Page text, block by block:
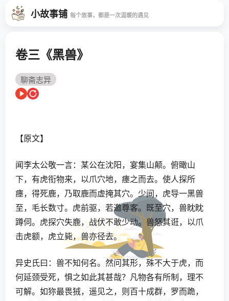
小故事铺 每个故事，都是一次温暖的遇见
卷三《黑兽》
聊斋志异
【原文】
闻李太公敬一言：某公在沈阳，宴集山颠。俯瞰山
下，有虎衔物来，以爪穴地，瘗之而去。使人探所
瘗，得死鹿，乃取鹿而虚掩其穴。少间，虎导一黑兽
至，毛长数寸。虎前驱，若邀尊客。既至穴，兽眈眈
蹲伺。虎探穴失鹿，战伏不敢少动。兽怒其诳，以爪
击虎额，虎立毙，兽亦径去。
异史氏曰：兽不知何名。然问其形，殊不大于虎，而
何延颈受死，惧之如此其甚哉？凡物各有所制，理不
可解。如狝最畏狨，遥见之，则百十成群，罗而跪，